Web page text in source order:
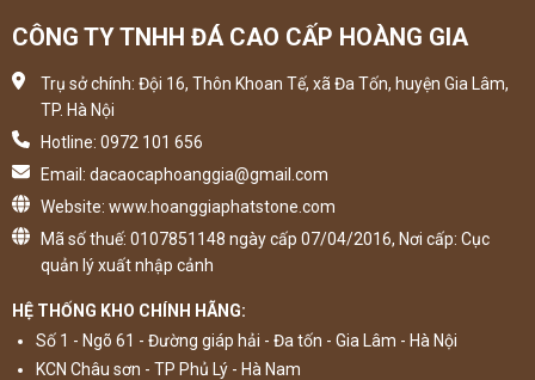
CÔNG TY TNHH ĐÁ CAO CẤP HOÀNG GIA
Trụ sở chính: Đội 16, Thôn Khoan Tế, xã Đa Tốn, huyện Gia Lâm,
TP. Hà Nội
Hotline: 0972 101 656
Email: dacaocaphoanggia@gmail.com
Website: www.hoanggiaphatstone.com
Mã số thuế: 0107851148 ngày cấp 07/04/2016, Nơi cấp: Cục
quản lý xuất nhập cảnh
HỆ THỐNG KHO CHÍNH HÃNG:
Số 1 - Ngõ 61 - Đường giáp hải - Đa tốn - Gia Lâm - Hà Nội
KCN Châu sơn - TP Phủ Lý - Hà Nam